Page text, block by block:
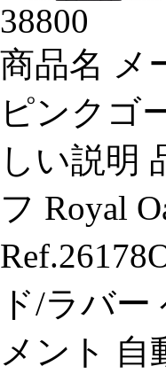
38800
商品名 メ
ピンクゴ
しい説明
フ Royal
ド/ラバ
メント 自